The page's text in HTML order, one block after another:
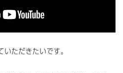
いただきたいです。